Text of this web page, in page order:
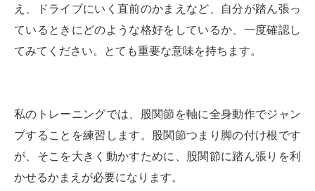
え、ドライブにいく直前のかまえなど、自分が踏ん張っ
ているときにどのような格好をしているか、一度確認し
てみてください。とても重要な意味を持ちます。
私のトレーニングでは、股関節を軸に全身動作でジャン
プすることを練習します。股関節つまり脚の付け根です
が、そこを大きく動かすために、股関節に踏ん張りを利
かせるかまえが必要になります。